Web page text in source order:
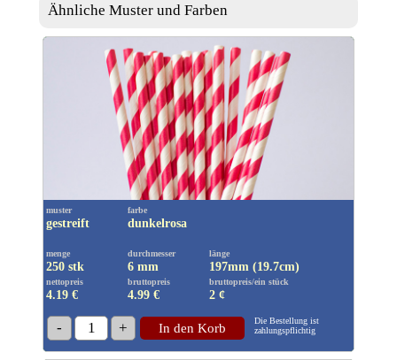
Ähnliche Muster und Farben
muster
gestreift
farbe
dunkelrosa
menge
250 stk
durchmesser
6 mm
länge
197mm (19.7cm)
nettopreis
4.19 €
bruttopreis
4.99 €
bruttopreis/ein stück
2 ¢
- 1 + In den Korb
Die Bestellung ist
zahlungspflichtig